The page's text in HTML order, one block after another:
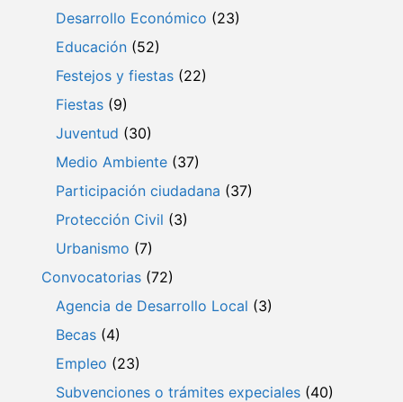
Desarrollo Económico (23)
Educación (52)
Festejos y fiestas (22)
Fiestas (9)
Juventud (30)
Medio Ambiente (37)
Participación ciudadana (37)
Protección Civil (3)
Urbanismo (7)
Convocatorias (72)
Agencia de Desarrollo Local (3)
Becas (4)
Empleo (23)
Subvenciones o trámites expeciales (40)